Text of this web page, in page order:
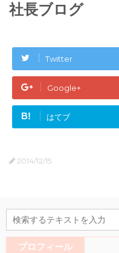
社長ブログ
Twitter
Google+
B! はてブ
2014/12/15
プロフィール